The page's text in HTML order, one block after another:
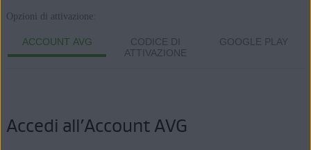
Opzioni di attivazione:
ACCOUNT AVG
CODICE DI
ATTIVAZIONE
GOOGLE PLAY
Accedi all’Account AVG